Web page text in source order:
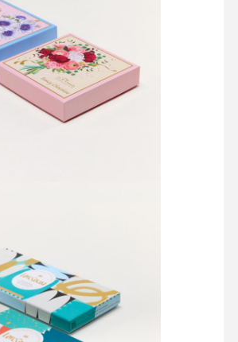
المنتجات حول بنا